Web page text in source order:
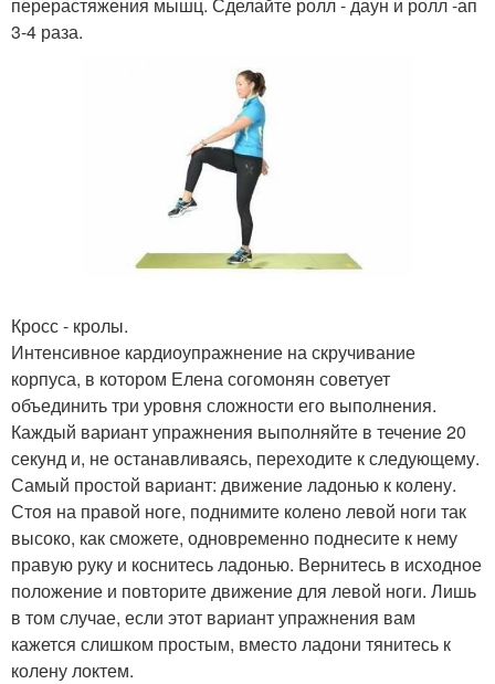
3-4 раза.
Кросс - кролы.
Интенсивное кардиоупражнение на скручивание
корпуса, в котором Елена согомонян советует
объединить три уровня сложности его выполнения.
Каждый вариант упражнения выполняйте в течение 20
секунд и, не останавливаясь, переходите к следующему.
Самый простой вариант: движение ладонью к колену.
Стоя на правой ноге, поднимите колено левой ноги так
высоко, как сможете, одновременно поднесите к нему
правую руку и коснитесь ладонью. Вернитесь в исходное
положение и повторите движение для левой ноги. Лишь
в том случае, если этот вариант упражнения вам
кажется слишком простым, вместо ладони тянитесь к
колену локтем.